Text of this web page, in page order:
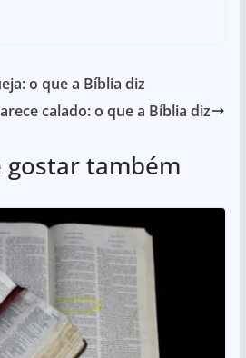
o que a Bíblia diz
calado: o que a Bíblia diz
gostar também